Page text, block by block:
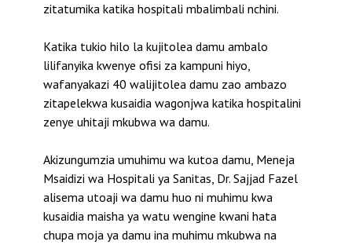
zitatumika katika hospitali mbalimbali nchini.
Katika tukio hilo la kujitolea damu ambalo
lilifanyika kwenye ofisi za kampuni hiyo,
wafanyakazi 40 walijitolea damu zao ambazo
zitapelekwa kusaidia wagonjwa katika hospitalini
zenye uhitaji mkubwa wa damu.
Akizungumzia umuhimu wa kutoa damu, Meneja
Msaidizi wa Hospitali ya Sanitas, Dr. Sajjad Fazel
alisema utoaji wa damu huo ni muhimu kwa
kusaidia maisha ya watu wengine kwani hata
chupa moja ya damu ina muhimu mkubwa na